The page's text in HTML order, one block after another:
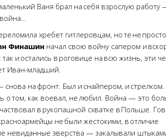
Ваня брал на себя взрослую работу
хребет гитлеровцам, но те не
Финашин начал свою войну сапером и
и остались в роговице на всю жизнь, эти
Иван-младший.
на фронт. Был и снайпером, и
о том, как воевал, не любил. Война — это
в рукопашной схватке в Польше.
не были жестокими, в отличие
невиданные зверства — закалывали